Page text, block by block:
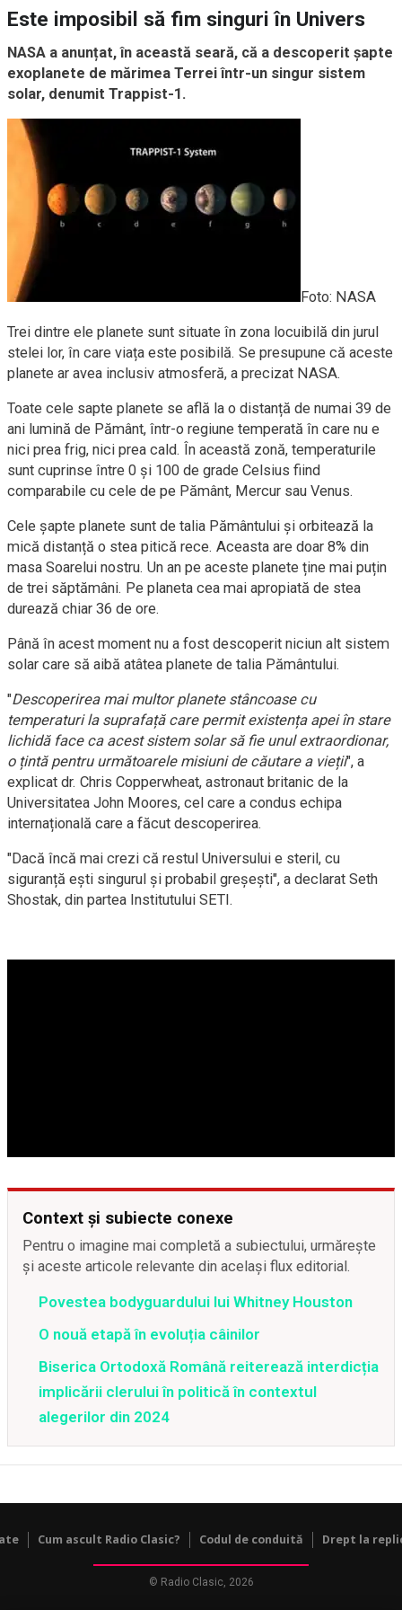
Este imposibil să fim singuri în Univers
NASA a anunțat, în această seară, că a descoperit șapte
exoplanete de mărimea Terrei într-un singur sistem
solar, denumit Trappist-1.
Foto: NASA
Trei dintre ele planete sunt situate în zona locuibilă din jurul
stelei lor, în care viața este posibilă. Se presupune că aceste
planete ar avea inclusiv atmosferă, a precizat NASA.
Toate cele sapte planete se află la o distanță de numai 39 de
ani lumină de Pământ, într-o regiune temperată în care nu e
nici prea frig, nici prea cald. În această zonă, temperaturile
sunt cuprinse între 0 și 100 de grade Celsius fiind
comparabile cu cele de pe Pământ, Mercur sau Venus.
Cele șapte planete sunt de talia Pământului și orbitează la
mică distanță o stea pitică rece. Aceasta are doar 8% din
masa Soarelui nostru. Un an pe aceste planete ține mai puțin
de trei săptămâni. Pe planeta cea mai apropiată de stea
durează chiar 36 de ore.
Până în acest moment nu a fost descoperit niciun alt sistem
solar care să aibă atâtea planete de talia Pământului.
"Descoperirea mai multor planete stâncoase cu
temperaturi la suprafață care permit existența apei în stare
lichidă face ca acest sistem solar să fie unul extraordionar,
o țintă pentru următoarele misiuni de căutare a vieții", a
explicat dr. Chris Copperwheat, astronaut britanic de la
Universitatea John Moores, cel care a condus echipa
internațională care a făcut descoperirea.
"Dacă încă mai crezi că restul Universului e steril, cu
siguranță ești singurul și probabil greșești", a declarat Seth
Shostak, din partea Institutului SETI.
Context și subiecte conexe
Pentru o imagine mai completă a subiectului, urmărește
și aceste articole relevante din același flux editorial.
Povestea bodyguardului lui Whitney Houston
O nouă etapă în evoluția câinilor
Biserica Ortodoxă Română reiterează interdicția
implicării clerului în politică în contextul
alegerilor din 2024
Cum ascult Radio Clasic? Codul de conduită Drept la
© Radio Clasic, 2026